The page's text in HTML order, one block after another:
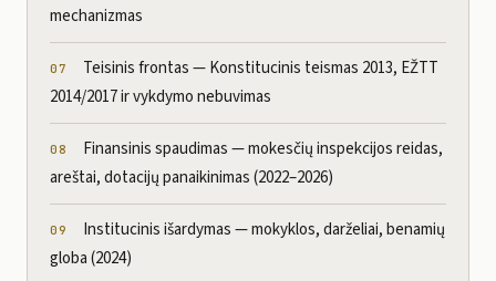
mechanizmas
Teisinis frontas — Konstitucinis teismas 2013, EŽTT
2014/2017 ir vykdymo nebuvimas
Finansinis spaudimas — mokesčių inspekcijos reidas,
areštai, dotacijų panaikinimas (2022–2026)
Institucinis išardymas — mokyklos, darželiai, benamių
globa (2024)